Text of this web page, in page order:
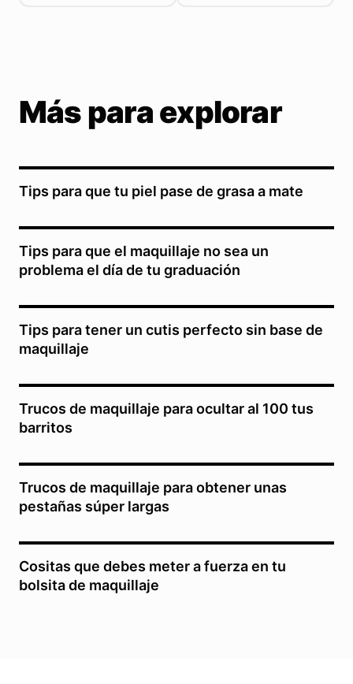
Más para explorar
Tips para que tu piel pase de grasa a mate
Tips para que el maquillaje no sea un
problema el día de tu graduación
Tips para tener un cutis perfecto sin base de
maquillaje
Trucos de maquillaje para ocultar al 100 tus
barritos
Trucos de maquillaje para obtener unas
pestañas súper largas
Cositas que debes meter a fuerza en tu
bolsita de maquillaje